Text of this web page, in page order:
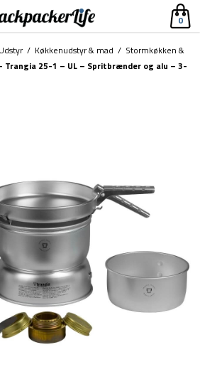
0
Udstyr/ Køkkenudstyr & mad / Stormkøkken &
Trangia 25-1 – UL – Spritbrænder og alu – 3-